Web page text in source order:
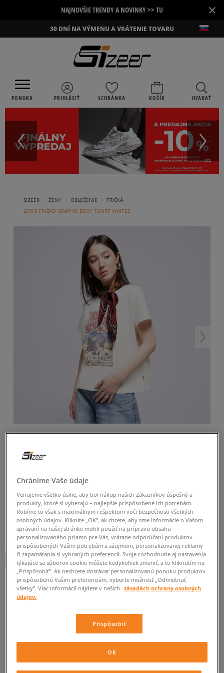
NAJNOVŠIE TRENDY A NOVINKY >> TU ×
30 DNÍ NA VÝMENU A VRÁTENIE TOVARU
PONUKA PRIHLÁSIŤ SCHRÁNKA KOŠÍK HĽADAŤ
SIZEER ŽENY OBLEČENIE TRIČKÁ
LEVI'S TRIČKO GRAPHIC BOXY TSHIRT WHITES
LEVI'S TRIČKO GRAPHIC BOXY
TSHIRT WHITES
dámske, tričká
0.0(0 )
19€ cena s DPH
+ 19 BODOV V SIZEERCLUBE
Informujte ma o dostupnosti
Ak bude položka opäť dostupná, dostanete od nás oznámenie.
Vyberte veľkosť
ZISTIŤ DOSTUPNOSŤ V NAŠICH KAMENNÝCH PREDAJNIACH
Chránime Vaše údaje
Venujeme všetko úsilie, aby bol nákup našich Zákazníkov úspešný a
produkty, ktoré si vyberajú – najlepšie prispôsobené ich potrebám.
Robíme to však s maximálnym rešpektom voči bezpečnosti všetkých
osobných údajov. Kliknite „OK”, ak chcete, aby sme informácie o Vašom
správaní na našej stránke mohli použiť na prípravu obsahu
personalizovaného priamo pre Vás, vrátane odporúčaní produktov
prispôsobených Vašim potrebám a záujmom, personalizovanej reklamy
či zapamätania si vybraných preferencií. Svoje rozhodnutie aj nastavenia
týkajúce sa súborov cookie môžete kedykoľvek zmeniť, a to kliknutím na
„Prispôsobiť”. Ak nechcete dostávať personalizovanú ponuku produktov
prispôsobenú Vašim preferenciám, vyberte možnosť „Odmietnuť
všetky”. Viac informácií nájdete v našich
zásadách ochrany osobných
údajov.
Prispôsobiť
OK